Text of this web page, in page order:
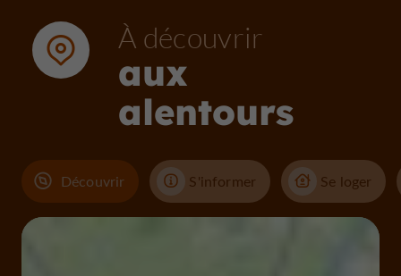
À découvrir
aux
alentours
Découvrir S'informer Se loger